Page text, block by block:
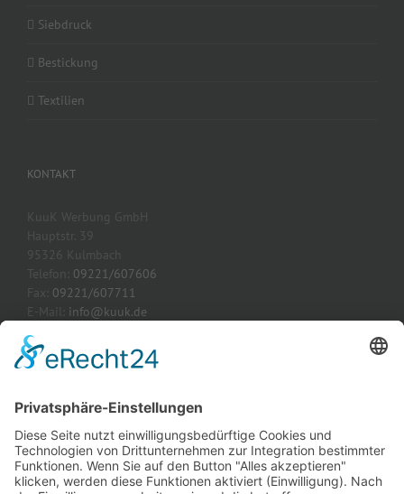
Siebdruck
Bestickung
Textilien
KONTAKT
KuuK Werbung GmbH
Hauptstr. 39
95326 Kulmbach
Telefon: 09221/607606
Fax: 09221/607711
E-Mail: info@kuuk.de